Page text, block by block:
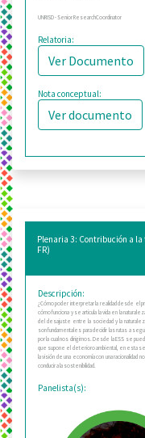
UNRISD - Senior ResearchCoordinator
Relatoria:
Ver Documento
Nota conceptual:
Ver documento
Plenaria 3: Contribución a la
FR)
Descripción:
¿Cómo poder interpretar la realidad desde el
cómo funciona y se articula la vida en la
del desajuste entre la sociedad y la
son fundamentales para decidir las rutas a
por la cual nos dirigimos. Desde la ESS se
que supone el deterioro ambiental, en esta
la visión de una economía con una racionalidad
conducir a la sostenibilidad.
Panelista(s):